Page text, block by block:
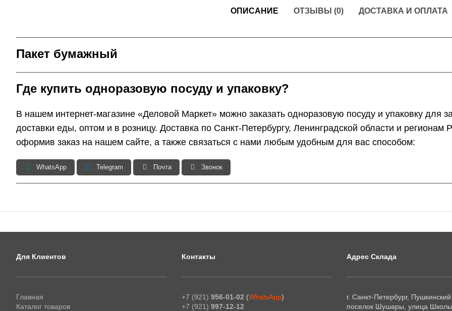
ОПИСАНИЕ ОТЗЫВЫ (0) ДОСТАВКА И ОПЛАТА
Пакет бумажный
Где купить одноразовую посуду и упаковку?
В нашем интернет-магазине «Деловой Маркет» можно заказать одноразовую посуду и упаковку для
доставки еды, оптом и в розницу. Доставка по Санкт-Петербургу, Ленинградской области и
оформив заказ на нашем сайте, а также связаться с нами любым удобным для вас способом:
WhatsApp Telegram Почта Звонок
Для Клиентов
Главная
Каталог товаров
Контакты
+7 (921) 956-01-02 (WhatsApp)
+7 (921) 997-12-12
Адрес Склада
г. Санкт-Петербург, Пушкинский
поселок Шушары, улица